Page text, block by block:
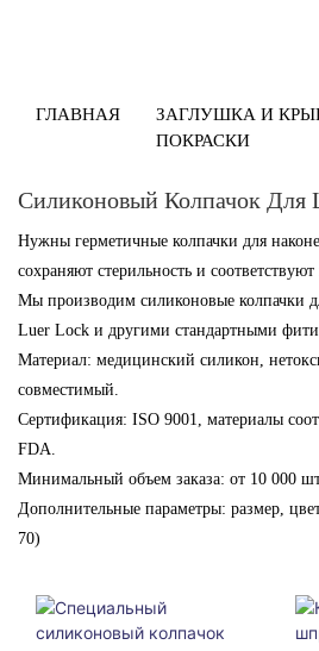
ГЛАВНАЯ
ЗАГЛУШКА И
ПОКРАСКИ
Силиконовый Колпачок
Нужны герметичные колпачки для
сохраняют стерильность и
Мы производим силиконовые колпачки
Luer Lock и другими стандартными
Материал: медицинский силикон,
совместимый.
Сертификация: ISO 9001, материалы
FDA.
Минимальный объем заказа: от 10 000
Дополнительные параметры: размер,
70)